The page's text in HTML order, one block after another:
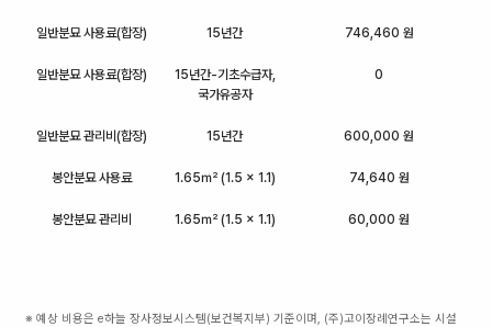
일반분묘 사용료(합장) 15년간 746,460 원
일반분묘 사용료(합장)
15년간-기초수급자,
국가유공자
0
일반분묘 관리비(합장) 15년간 600,000 원
봉안분묘 사용료 1.65㎡ (1.5 x 1.1) 74,640 원
봉안분묘 관리비 1.65㎡ (1.5 x 1.1) 60,000 원
※ 예상 비용은 e하늘 장사정보시스템(보건복지부) 기준이며, (주)고이장례연구소는 시설